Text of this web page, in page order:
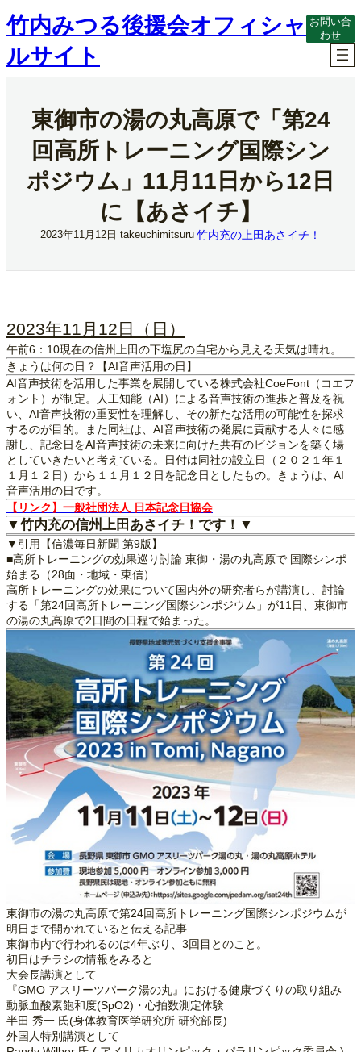
内
容
ス
キ
竹内みつる後援会オフィシャ
ルサイト
お問い合
わせ
東御市の湯の丸高原で「第24
回高所トレーニング国際シン
ポジウム」11月11日から12日
に【あさイチ】
2023年11月12日 takeuchimitsuru 竹内充の上田あさイチ！
2023年11月12日（日）
午前6：10現在の信州上田の下塩尻の自宅から見える天気は晴れ。
きょうは何の日？【AI音声活用の日】
AI音声技術を活用した事業を展開している株式会社CoeFont（コエフ
ォント）が制定。人工知能（AI）による音声技術の進歩と普及を祝
い、AI音声技術の重要性を理解し、その新たな活用の可能性を探求
するのが目的。また同社は、AI音声技術の発展に貢献する人々に感
謝し、記念日をAI音声技術の未来に向けた共有のビジョンを築く場
としていきたいと考えている。日付は同社の設立日（２０２１年１
１月１２日）から１１月１２日を記念日としたもの。きょうは、AI
音声活用の日です。
【リンク】一般社団法人 日本記念日協会
▼竹内充の信州上田あさイチ！です！▼
▼引用【信濃毎日新聞 第9版】
■高所トレーニングの効果巡り討論 東御・湯の丸高原で 国際シンポ
始まる（28面・地域・東信）
高所トレーニングの効果について国内外の研究者らが講演し、討論
する「第24回高所トレーニング国際シンポジウム」が11日、東御市
の湯の丸高原で2日間の日程で始まった。
東御市の湯の丸高原で第24回高所トレーニング国際シンポジウムが
明日まで開かれていると伝える記事
東御市内で行われるのは4年ぶり、3回目とのこと。
初日はチラシの情報をみると
大会長講演として
『GMO アスリーツパーク湯の丸』における健康づくりの取り組み
動脈血酸素飽和度(SpO2)・心拍数測定体験
半田 秀一 氏(身体教育医学研究所 研究部長)
外国人特別講演として